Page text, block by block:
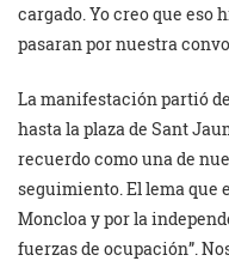
cargado. Yo creo que eso
pasaran por nuestra
La manifestación partió
hasta la plaza de Sant
recuerdo como una de
seguimiento. El lema que
Moncloa y por la
fuerzas de ocupación”.